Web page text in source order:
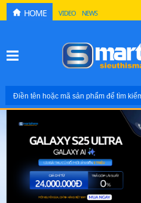
HOME VIDEO NEWS